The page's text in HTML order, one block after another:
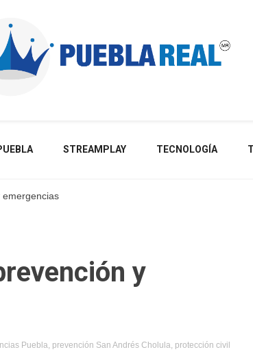
STREAMPLAY TECNOLOGÍA
emergencias
y
Puebla, prevención San Andrés Cholula, protección civil